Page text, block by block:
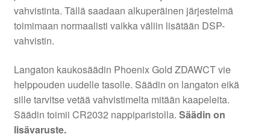
vahvistinta. Tällä saadaan alkuperäinen järjestelmä
toimimaan normaalisti vaikka väliin lisätään DSP-
vahvistin.
Langaton kaukosäädin Phoenix Gold ZDAWCT vie
helppouden uudelle tasolle. Säädin on langaton eikä
sille tarvitse vetää vahvistimelta mitään kaapeleita.
Säädin toimii CR2032 nappiparistolla. Säädin on
lisävaruste.